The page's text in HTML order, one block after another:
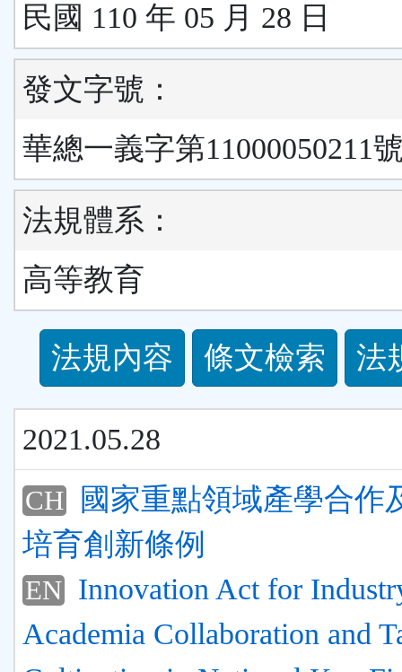
民國 110 年 05 月 28 日
發文字號：
華總一義字第11000050211
法規體系：
高等教育
規
功
能
按
鈕
區
法規內容 條文檢索 法
2021.05.28
CH
國家重點領域產學合作
培育創新條例
EN Innovation Act for
Academia Collaboration and